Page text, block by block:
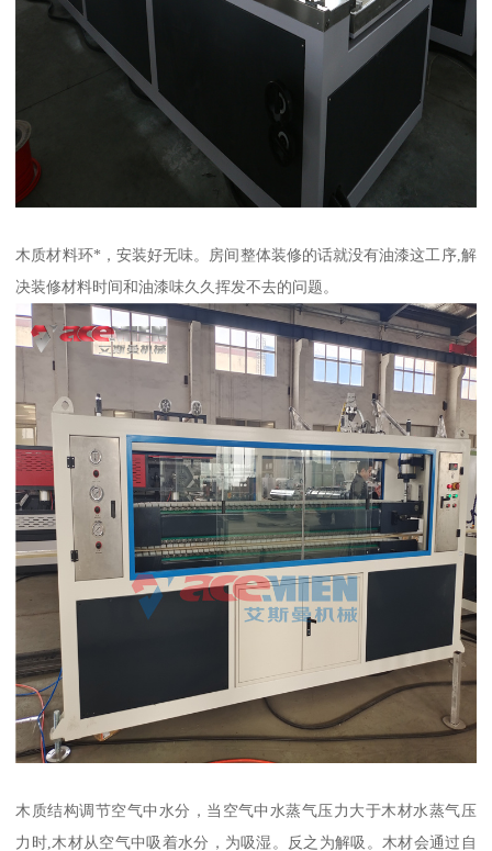
木质材料环*，安装好无味。房间整体装修的话就没有油漆这工序,解
决装修材料时间和油漆味久久挥发不去的问题。
木质结构调节空气中水分，当空气中水蒸气压力大于木材水蒸气压
力时,木材从空气中吸着水分，为吸湿。反之为解吸。木材会通过自